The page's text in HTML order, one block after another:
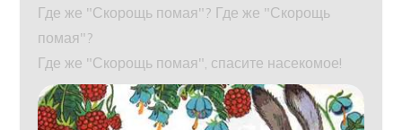
Где же "Скорощь помая"? Где же "Скорощь
помая"?
Где же "Скорощь помая", спасите насекомое!